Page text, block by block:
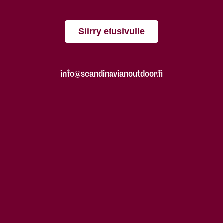
Siirry etusivulle
info@scandinavianoutdoor.fi